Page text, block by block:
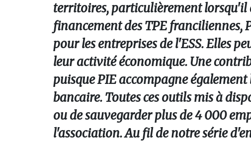
territoires, particulièrement lorsqu'il
financement des TPE
pour les entreprises de l'ESS. Elles
leur activité économique. Une
puisque PIE accompagne
bancaire. Toutes ces outils mis à
ou de sauvegarder plus de 4 000
l'association. Au fil de notre série